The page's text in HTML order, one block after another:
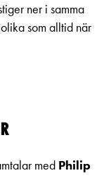
ner i samma
som alltid när
med Philip